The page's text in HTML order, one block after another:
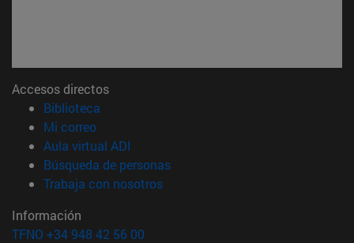
Accesos directos
Biblioteca
Mi correo(abre en nueva ventana)
Aula virtual ADI
Búsqueda de personas(abre en nueva ventana)
Trabaja con nosotros(abre en nueva ventana)
Información
TFNO +34 948 42 56 00